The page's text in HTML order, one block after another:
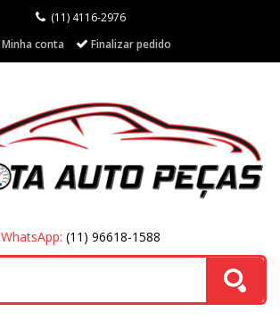
(11) 4116-2976
Minha conta
Finalizar pedido
WhatsApp: (11) 96618-1588